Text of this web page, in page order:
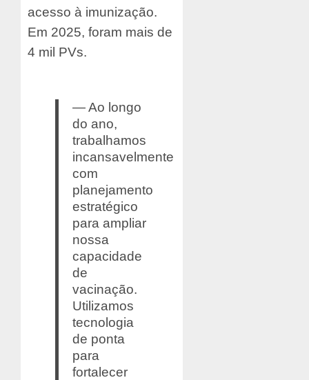
acesso à imunização.
Em 2025, foram mais de
4 mil PVs.
— Ao longo
do ano,
trabalhamos
incansavelmente
com
planejamento
estratégico
para ampliar
nossa
capacidade
de
vacinação.
Utilizamos
tecnologia
de ponta
para
fortalecer